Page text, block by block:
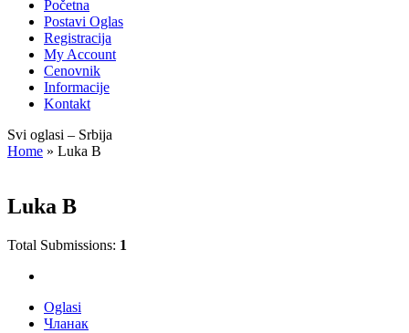
Početna
Postavi Oglas
Registracija
My Account
Cenovnik
Informacije
Kontakt
Svi oglasi – Srbija
Home » Luka B
Luka B
Total Submissions: 1
Oglasi
Чланак